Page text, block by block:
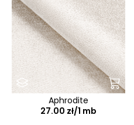
Aphrodite
27.00 zł/1 mb